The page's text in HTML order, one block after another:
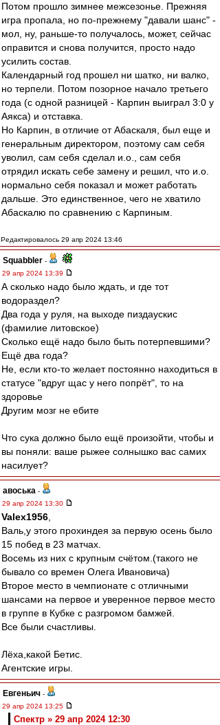
Потом прошло зимнее межсезонье. Прежняя
игра пропала, но по-прежнему "давали шанс" -
мол, ну, раньше-то получалось, может, сейчас
оправится и снова получится, просто надо
усилить состав.
Календарный год прошел ни шатко, ни валко,
но терпели. Потом позорное начало третьего
года (с одной разницей - Карпин выиграл 3:0 у
Аякса) и отставка.
Но Карпин, в отличие от Абаскаля, был еще и
генеральным директором, поэтому сам себя
уволил, сам себя сделал и.о., сам себя
отрядил искать себе замену и решил, что и.о.
нормально себя показал и может работать
дальше. Это единственное, чего не хватило
Абаскалю по сравнению с Карпиным.
Редактировалось 29 апр 2024 13:46
Squabbler -
29 апр 2024 13:39
А сколько надо было ждать, и где тот
водораздел?
Два года у руля, на выходе пиздаускис
(фамилие литовское)
Сколько ещё надо было быть потерпевшими?
Ещё два года?
Не, если кто-то желает постоянно находиться в
статусе "вдруг щас у него попрёт", то на
здоровье
Другим мозг не ебите
Что сука должно было ещё произойти, чтобы и
вы поняли: ваше рыжее солнышко вас самих
насилует?
авоська -
29 апр 2024 13:30
Valex1956
Валь,у этого прохиндея за первую осень было
15 побед в 23 матчах.
Восемь из них с крупным счётом.(такого не
бывало со времен Олега Ивановича)
Второе место в чемпионате с отличными
шансами на первое и уверенное первое место
в группе в Кубке с разгромом бамжей.
Все были счастливы.
Лёха,какой Бетис.
Агентские игры.
Евгеньич -
29 апр 2024 13:25
Спектр » 29 апр 2024 12:30